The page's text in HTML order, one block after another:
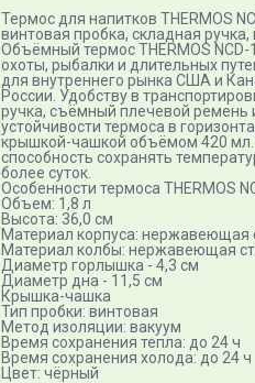
Термос для напитков THERMOS
винтовая пробка, складная ручка,
Объёмный термос THERMOS
охоты, рыбалки и длительных
для внутреннего рынка США и
России. Удобству в
ручка, съёмный плечевой ремень
устойчивости термоса в
крышкой-чашкой объёмом 420 мл.
способность сохранять
более суток.
Особенности термоса THERMOS
Объем: 1,8 л
Высота: 36,0 см
Материал корпуса: нержавеющая
Материал колбы: нержавеющая
Диаметр горлышка - 4,3 см
Диаметр дна - 11,5 см
Крышка-чашка
Тип пробки: винтовая
Метод изоляции: вакуум
Время сохранения тепла: до 24 ч
Время сохранения холода: до 24 ч
Цвет: чёрный